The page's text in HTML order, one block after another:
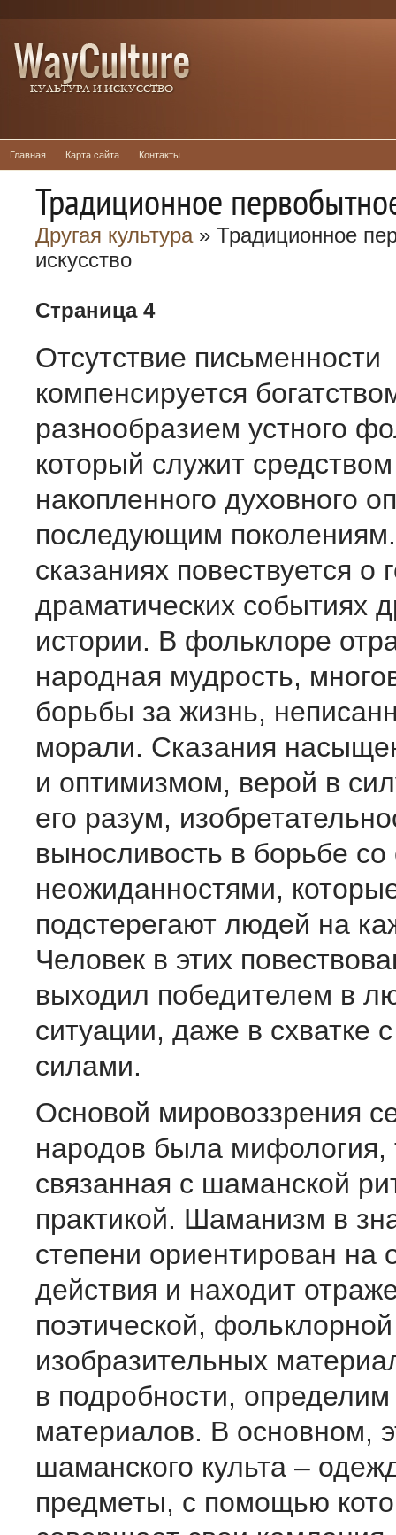
Главная Карта сайта Контакты
Традиционное
Другая культура» Традиционное
искусство
Страница 4
Отсутствие письменности
компенсируется
разнообразием устного
который служит
накопленного духовного
последующим
сказаниях повествуется о
драматических событиях
истории. В фольклоре
народная мудрость,
борьбы за жизнь,
морали. Сказания
и оптимизмом, верой в
его разум,
выносливость в борьбе со
неожиданностями,
подстерегают людей на
Человек в этих
выходил победителем в
ситуации, даже в схватке
силами.
Основой мировоззрения
народов была мифология,
связанная с шаманской
практикой. Шаманизм в
степени ориентирован на
действия и находит
поэтической,
изобразительных
в подробности, определим
материалов. В основном,
шаманского культа –
предметы, с помощью